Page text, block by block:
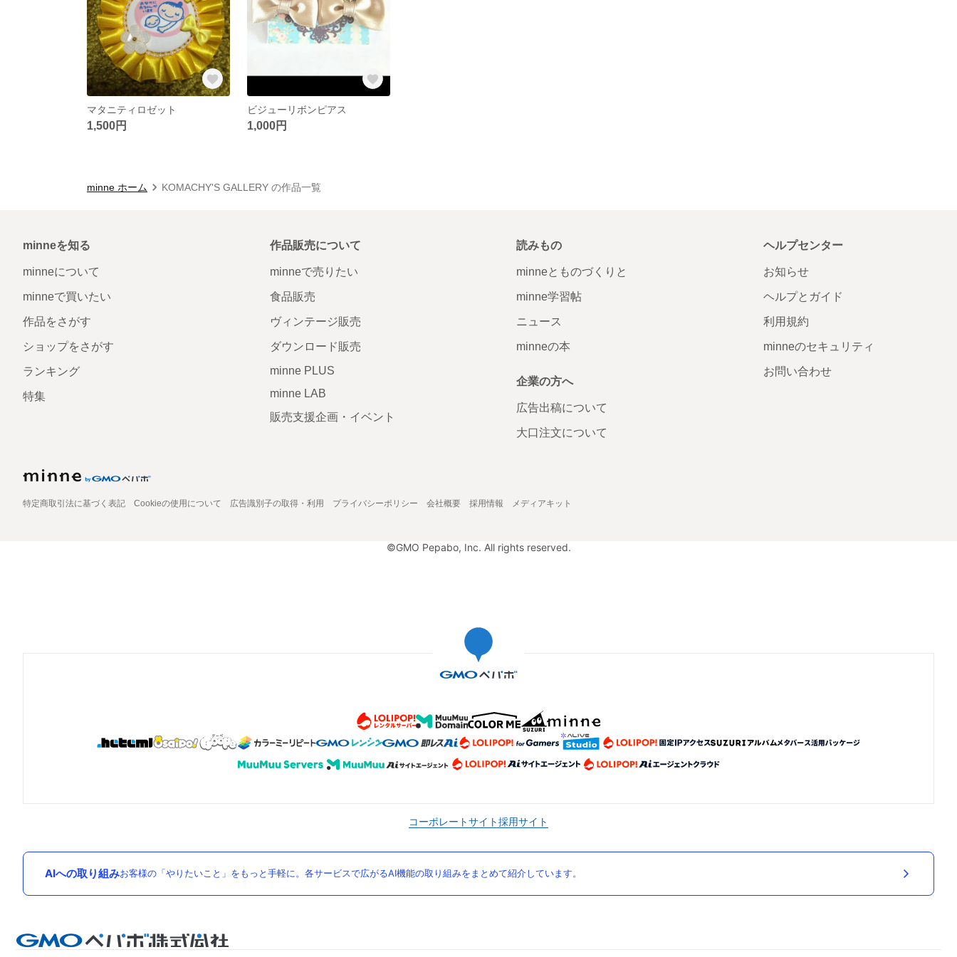
マタニティロゼット
1,500円
ビジューリボンピアス
1,000円
minne ホーム KOMACHY'S GALLERY の作品一覧
minneを知る
minneについて
minneで買いたい
作品をさがす
ショップをさがす
ランキング
特集
作品販売について
minneで売りたい
食品販売
ヴィンテージ販売
ダウンロード販売
minne PLUS
minne LAB
販売支援企画・イベント
読みもの
minneとものづくりと
minne学習帖
ニュース
minneの本
企業の方へ
広告出稿について
大口注文について
ヘルプセンター
お知らせ
ヘルプとガイド
利用規約
minneのセキュリティ
お問い合わせ
特定商取引法に基づく表記 Cookieの使用について 広告識別子の取得・利用 プライバシーポリシー 会社概要 採用情報 メディアキット
©GMO Pepabo, Inc. All rights reserved.
コーポレートサイト採用サイト
AIへの取り組みお客様の「やりたいこと」をもっと手軽に。各サービスで広がるAI機能の取り組みをまとめて紹介しています。